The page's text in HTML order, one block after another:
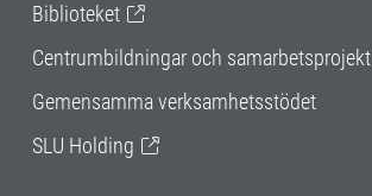
Biblioteket
Centrumbildningar och samarbetsprojekt
Gemensamma verksamhetsstödet
SLU Holding